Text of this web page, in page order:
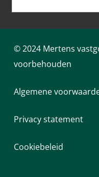
© 2024 Mertens
voorbehouden
Algemene
Privacy statement
Cookiebeleid